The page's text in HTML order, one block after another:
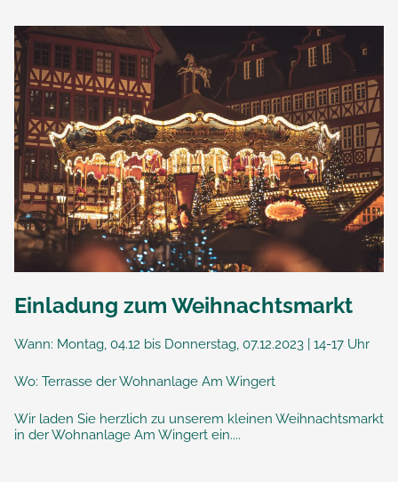
Einladung zum Weihnachtsmarkt
Wann: Montag, 04.12 bis Donnerstag, 07.12.2023 | 14-17 Uhr
Wo: Terrasse der Wohnanlage Am Wingert
Wir laden Sie herzlich zu unserem kleinen Weihnachtsmarkt
in der Wohnanlage Am Wingert ein....